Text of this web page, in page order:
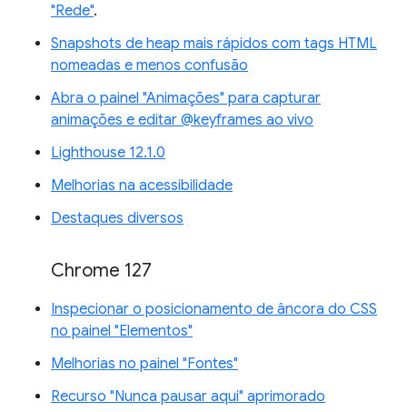
"Rede".
Snapshots de heap mais rápidos com tags HTML
nomeadas e menos confusão
Abra o painel "Animações" para capturar
animações e editar @keyframes ao vivo
Lighthouse 12.1.0
Melhorias na acessibilidade
Destaques diversos
Chrome 127
Inspecionar o posicionamento de âncora do CSS
no painel "Elementos"
Melhorias no painel "Fontes"
Recurso "Nunca pausar aqui" aprimorado